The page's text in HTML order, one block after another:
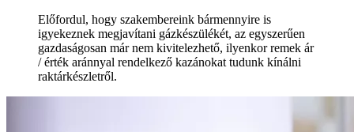
Előfordul, hogy szakembereink bármennyire is
igyekeznek megjavítani gázkészülékét, az egyszerűen
gazdaságosan már nem kivitelezhető, ilyenkor remek ár
/ érték aránnyal rendelkező kazánokat tudunk kínálni
raktárkészletről.